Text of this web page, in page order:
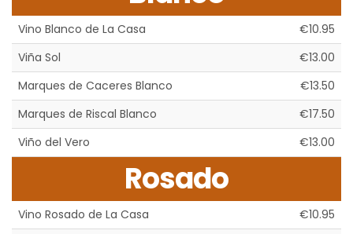
Vino Blanco de La Casa
€10.95
Viña Sol
€13.00
Marques de Caceres Blanco
€13.50
Marques de Riscal Blanco
€17.50
Viño del Vero
€13.00
Rosado
Vino Rosado de La Casa
€10.95